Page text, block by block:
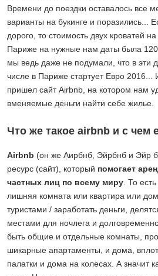
Времени до поездки оставалось все
варианты на букинге и поразились...
дорого, то стоимость двух кроватей
Париже на нужные нам даты была
мы ведь даже не подумали, что в эти
числе в Париже стартует Евро
пришел сайт Airbnb, на котором нам
вменяемые деньги найти себе жилье.
Что же такое airbnb и с чем
Airbnb (он же Аирбнб, Эйрбнб и Эйр
ресурс (сайт), который помогает
частных лиц по всему миру . То
лишняя комната или квартира или
туристами / заработать деньги,
местами для ночлега и
быть общие и отдельные комнаты,
шикарные апартаменты, и дома,
палатки и дома на колесах. А значит